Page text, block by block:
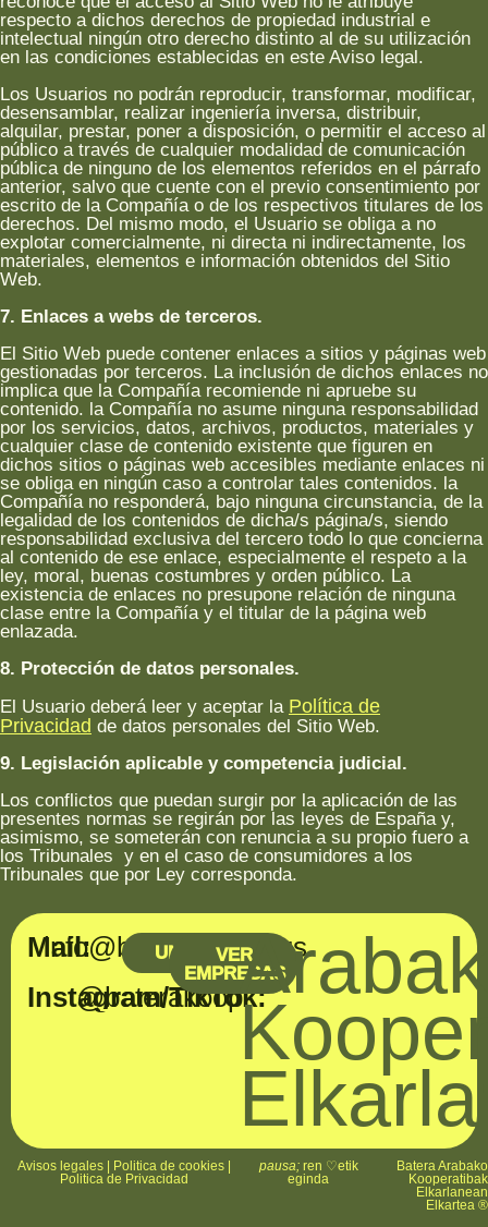
respecto a dichos derechos de propiedad industrial e
intelectual ningún otro derecho distinto al de su utilización
en las condiciones establecidas en este Aviso legal.
Los Usuarios no podrán reproducir, transformar, modificar,
desensamblar, realizar ingeniería inversa, distribuir,
alquilar, prestar, poner a disposición, o permitir el acceso al
público a través de cualquier modalidad de comunicación
pública de ninguno de los elementos referidos en el párrafo
anterior, salvo que cuente con el previo consentimiento por
escrito de la Compañía o de los respectivos titulares de los
derechos. Del mismo modo, el Usuario se obliga a no
explotar comercialmente, ni directa ni indirectamente, los
materiales, elementos e información obtenidos del Sitio
Web.
7. Enlaces a webs de terceros.
El Sitio Web puede contener enlaces a sitios y páginas web
gestionadas por terceros. La inclusión de dichos enlaces no
implica que la Compañía recomiende ni apruebe su
contenido. la Compañía no asume ninguna responsabilidad
por los servicios, datos, archivos, productos, materiales y
cualquier clase de contenido existente que figuren en
dichos sitios o páginas web accesibles mediante enlaces ni
se obliga en ningún caso a controlar tales contenidos. la
Compañía no responderá, bajo ninguna circunstancia, de la
legalidad de los contenidos de dicha/s página/s, siendo
responsabilidad exclusiva del tercero todo lo que concierna
al contenido de ese enlace, especialmente el respeto a la
ley, moral, buenas costumbres y orden público. La
existencia de enlaces no presupone relación de ninguna
clase entre la Compañía y el titular de la página web
enlazada.
8. Protección de datos personales.
El Usuario deberá leer y aceptar la Política de
Privacidad de datos personales del Sitio Web.
9. Legislación aplicable y competencia judicial.
Los conflictos que puedan surgir por la aplicación de las
presentes normas se regirán por las leyes de España y,
asimismo, se someterán con renuncia a su propio fuero a
los Tribunales y en el caso de consumidores a los
Tribunales que por Ley corresponda.
Mail:
info@baterakoop.eus
Instagram/TikTok:
@baterakoop
UNIRMEVER
EMPRESAS
Avisos legales Politica de cookies
Politica de Privacidad
pausa;ren ♡etik
eginda
Batera Arabako
Kooperatibak
Elkarlanean
Elkartea ®